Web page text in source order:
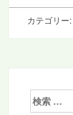
カテゴリー:
検
索: